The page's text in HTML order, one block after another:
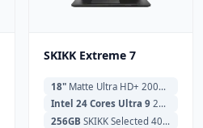
SKIKK Extreme 7
18" Matte Ultra HD+ 200Hz (3840x2400)
Intel 24 Cores Ultra 9 275HX 2.1GHz (5.4GHz) 36MB Cache
256GB SKIKK Selected 4000MHz